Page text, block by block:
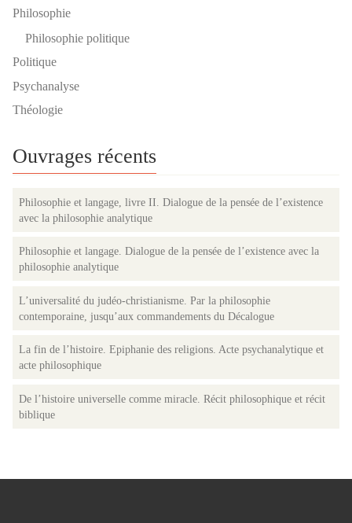
Philosophie
Philosophie politique
Politique
Psychanalyse
Théologie
Ouvrages récents
Philosophie et langage, livre II. Dialogue de la pensée de l’existence
avec la philosophie analytique
Philosophie et langage. Dialogue de la pensée de l’existence avec la
philosophie analytique
L’universalité du judéo-christianisme. Par la philosophie
contemporaine, jusqu’aux commandements du Décalogue
La fin de l’histoire. Epiphanie des religions. Acte psychanalytique et
acte philosophique
De l’histoire universelle comme miracle. Récit philosophique et récit
biblique